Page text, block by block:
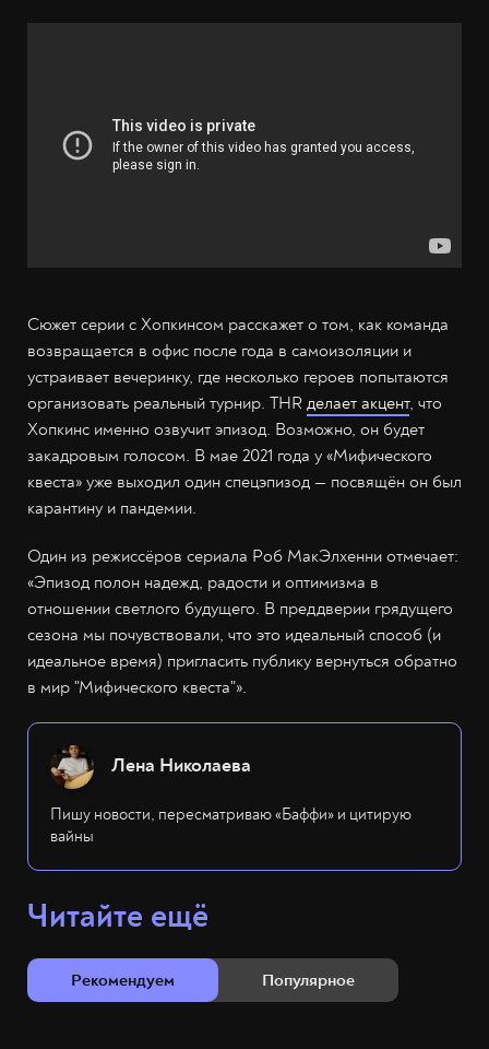
Сюжет серии с Хопкинсом расскажет о том, как команда
возвращается в офис после года в самоизоляции и
устраивает вечеринку, где несколько героев попытаются
организовать реальный турнир. THR делает акцент, что
Хопкинс именно озвучит эпизод. Возможно, он будет
закадровым голосом. В мае 2021 года у «Мифического
квеста» уже выходил один спецэпизод — посвящён он был
карантину и пандемии.
Один из режиссёров сериала Роб МакЭлхенни отмечает:
«Эпизод полон надежд, радости и оптимизма в
отношении светлого будущего. В преддверии грядущего
сезона мы почувствовали, что это идеальный способ (и
идеальное время) пригласить публику вернуться обратно
в мир "Мифического квеста"».
Лена Николаева
Пишу новости, пересматриваю «Баффи» и цитирую
вайны
Читайте ещё
Рекомендуем Популярное